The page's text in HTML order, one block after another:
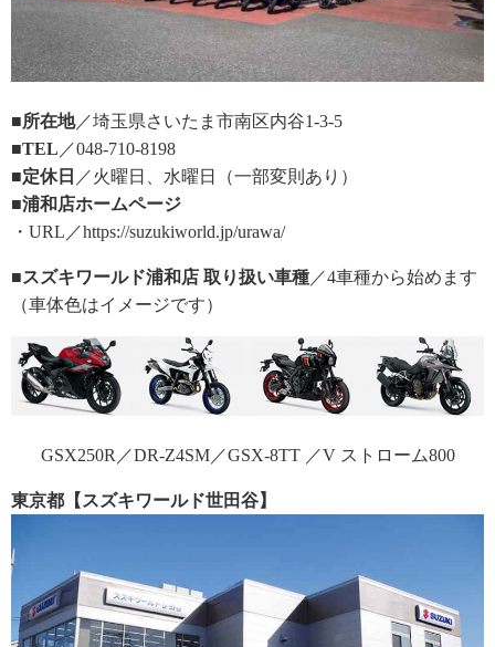
■所在地／埼玉県さいたま市南区内谷1-3-5
■TEL ／048-710-8198
■定休日 ／火曜日、水曜日（一部変則あり）
■浦和店ホームページ
・URL／https://suzukiworld.jp/urawa/
■スズキワールド浦和店 取り扱い車種 ／4車種から始めます
（車体色はイメージです）
GSX250R／DR-Z4SM／GSX-8TT ／V ストローム800
東京都【スズキワールド世田谷】